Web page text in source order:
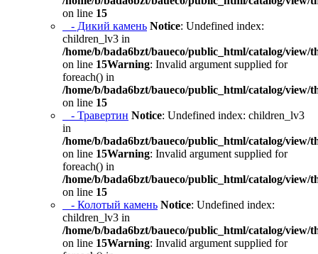
on line 15
- Дикий камень Notice: Undefined index:
children_lv3 in
/home/b/bada6bzt/baueco/public_html/catalog/view/
on line 15Warning: Invalid argument supplied for
foreach() in
/home/b/bada6bzt/baueco/public_html/catalog/view/
on line 15
- Травертин Notice: Undefined index: children_lv3
in
/home/b/bada6bzt/baueco/public_html/catalog/view/
on line 15Warning: Invalid argument supplied for
foreach() in
/home/b/bada6bzt/baueco/public_html/catalog/view/
on line 15
- Колотый камень Notice: Undefined index:
children_lv3 in
/home/b/bada6bzt/baueco/public_html/catalog/view/
on line 15Warning: Invalid argument supplied for